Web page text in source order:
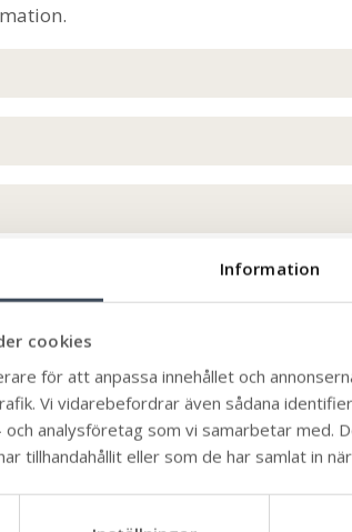
Information
cookies
för att anpassa innehållet och
Vi vidarebefordrar även sådana
och analysföretag som vi samarbetar med.
tillhandahållit eller som de har samlat in
om samråd till länsstyrelsen
hos länsstyrelsen
för
din ansökan